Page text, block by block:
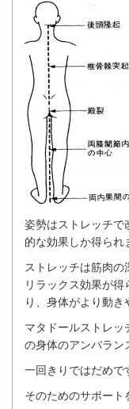
姿勢はストレッチで
的な効果しか得られ
ストレッチは筋肉
リラックス効果が
り、身体がより動き
マタドールストレッ
の身体のアンバラン
一回きりではだめで
そのためのサポート